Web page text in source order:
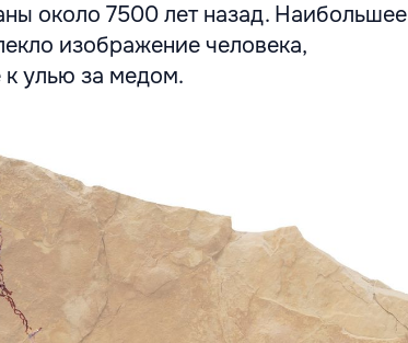
около 7500 лет назад. Наибольшее
изображение человека,
улью за медом.